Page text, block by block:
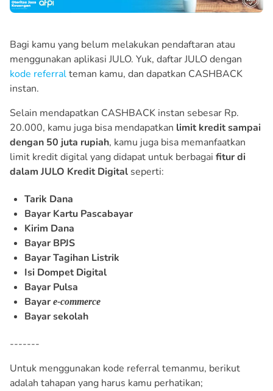
Bagi kamu yang belum melakukan pendaftaran atau
menggunakan aplikasi JULO. Yuk, daftar JULO dengan
kode referralteman kamu, dan dapatkan CASHBACK
instan.
Selain mendapatkan CASHBACK instan sebesar Rp.
20.000, kamu juga bisa mendapatkan limit kredit sampai
dengan 50 juta rupiah, kamu juga bisa memanfaatkan
limit kredit digital yang didapat untuk berbagai fitur di
dalam JULO Kredit Digital seperti:
Tarik Dana
Bayar Kartu Pascabayar
Kirim Dana
Bayar BPJS
Bayar Tagihan Listrik
Isi Dompet Digital
Bayar Pulsa
Bayar e-commerce
Bayar sekolah
-------
Untuk menggunakan kode referral temanmu, berikut
adalah tahapan yang harus kamu perhatikan;